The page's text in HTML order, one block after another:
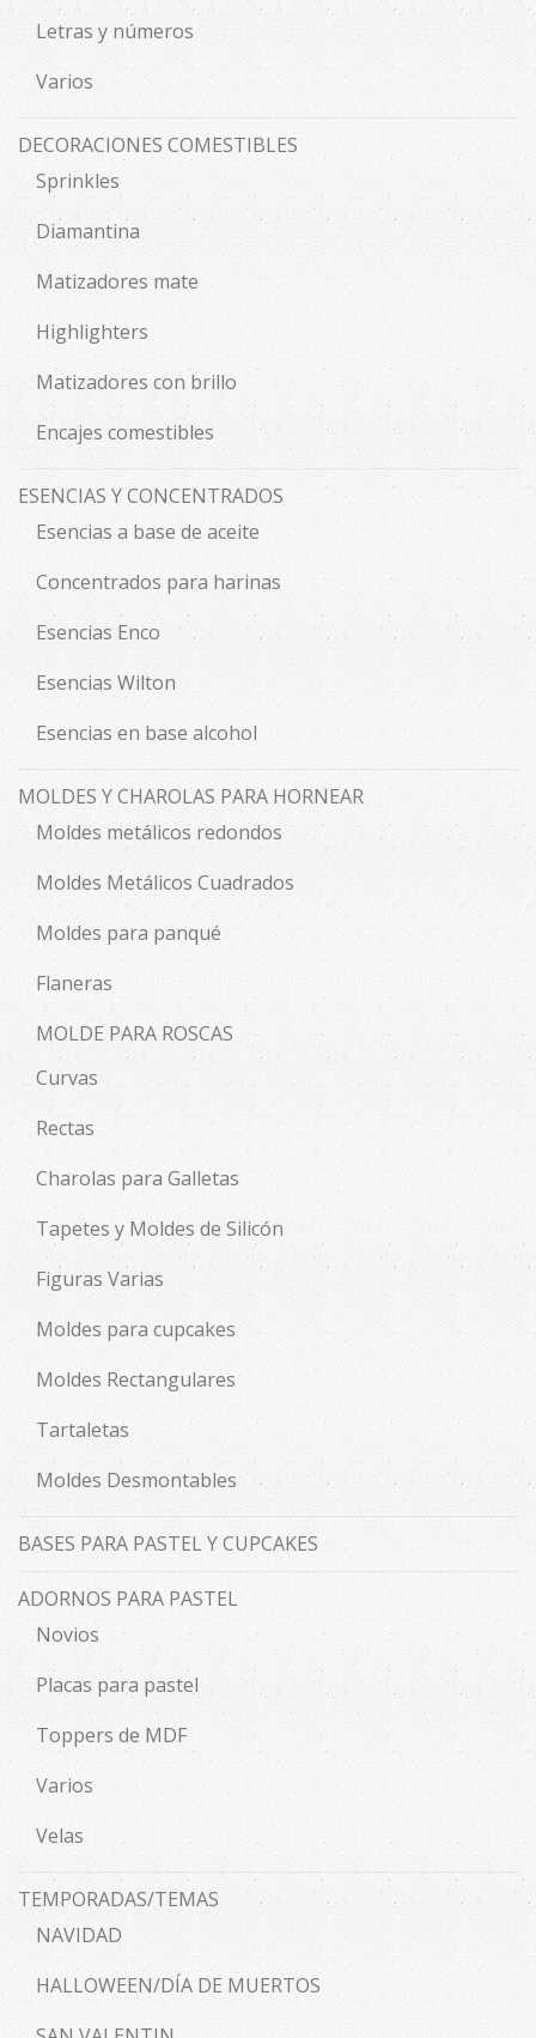
Letras y números
Varios
DECORACIONES COMESTIBLES
Sprinkles
Diamantina
Matizadores mate
Highlighters
Matizadores con brillo
Encajes comestibles
ESENCIAS Y CONCENTRADOS
Esencias a base de aceite
Concentrados para harinas
Esencias Enco
Esencias Wilton
Esencias en base alcohol
MOLDES Y CHAROLAS PARA HORNEAR
Moldes metálicos redondos
Moldes Metálicos Cuadrados
Moldes para panqué
Flaneras
MOLDE PARA ROSCAS
Curvas
Rectas
Charolas para Galletas
Tapetes y Moldes de Silicón
Figuras Varias
Moldes para cupcakes
Moldes Rectangulares
Tartaletas
Moldes Desmontables
BASES PARA PASTEL Y CUPCAKES
ADORNOS PARA PASTEL
Novios
Placas para pastel
Toppers de MDF
Varios
Velas
TEMPORADAS/TEMAS
NAVIDAD
HALLOWEEN/DÍA DE MUERTOS